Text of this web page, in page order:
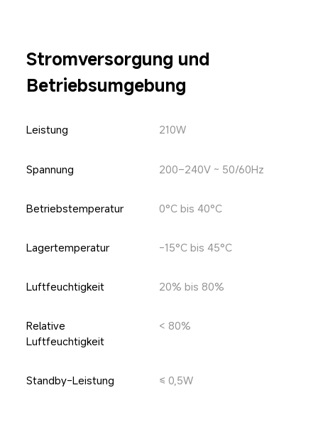
Stromversorgung und
Betriebsumgebung
Leistung 210W
Spannung 200–240V ~ 50/60Hz
Betriebstemperatur 0°C bis 40°C
Lagertemperatur -15°C bis 45°C
Luftfeuchtigkeit 20% bis 80%
Relative
Luftfeuchtigkeit
< 80%
Standby-Leistung ≤ 0,5W